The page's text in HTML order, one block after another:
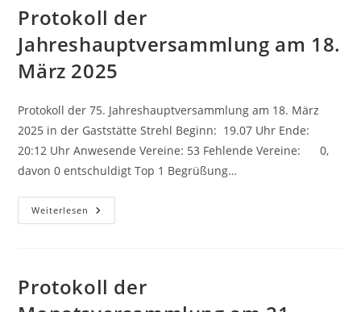
2025
Protokoll der
Jahreshauptversammlung am 18.
März 2025
Protokoll der 75. Jahreshauptversammlung am 18. März
2025 in der Gaststätte Strehl Beginn: 19.07 Uhr Ende:
20:12 Uhr Anwesende Vereine: 53 Fehlende Vereine: 0,
davon 0 entschuldigt Top 1 Begrüßung…
Weiterlesen Protokoll
Der
2025
Protokoll der